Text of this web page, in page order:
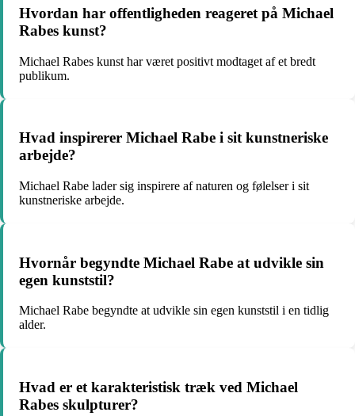
Hvordan har offentligheden reageret på Michael
Rabes kunst?
Michael Rabes kunst har været positivt modtaget af et bredt
publikum.
Hvad inspirerer Michael Rabe i sit kunstneriske
arbejde?
Michael Rabe lader sig inspirere af naturen og følelser i sit
kunstneriske arbejde.
Hvornår begyndte Michael Rabe at udvikle sin
egen kunststil?
Michael Rabe begyndte at udvikle sin egen kunststil i en tidlig
alder.
Hvad er et karakteristisk træk ved Michael
Rabes skulpturer?